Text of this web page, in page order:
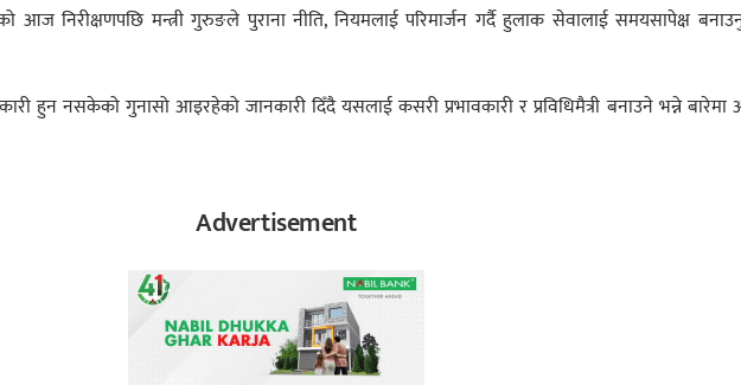
आज निरीक्षणपछि मन्त्री गुरुङले पुराना नीति, नियमलाई परिमार्जन गर्दै हुलाक सेवालाई समयसापेक्ष
हुन नसकेको गुनासो आइरहेको जानकारी दिँदै यसलाई कसरी प्रभावकारी र प्रविधिमैत्री बनाउने भन्ने
Advertisement